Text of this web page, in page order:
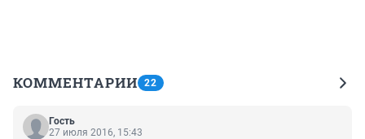
КОММЕНТАРИИ 22
Гость
27 июля 2016, 15:43